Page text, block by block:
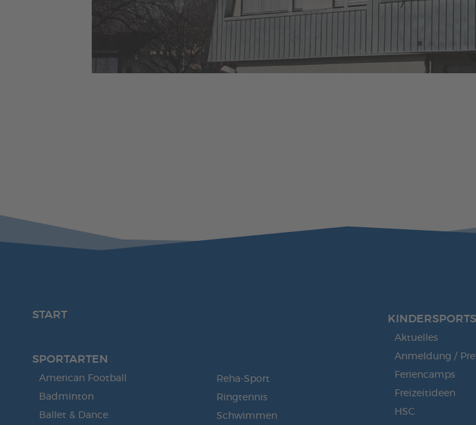
START
SPORTARTEN
American Football
Badminton
Ballet & Dance
Reha-Sport
Ringtennis
Schwimmen
Aktuelles
Anmeldung /
Feriencamps
Freizeitideen
HSC